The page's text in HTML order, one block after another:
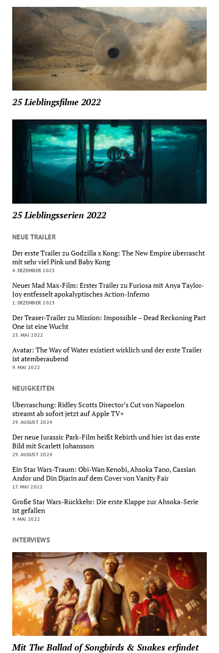
25 Lieblingsfilme 2022
25 Lieblingsserien 2022
NEUE TRAILER
Der erste Trailer zu Godzilla x Kong: The New Empire überrascht
mit sehr viel Pink und Baby Kong
4. DEZEMBER 2023
Neuer Mad Max-Film: Erster Trailer zu Furiosa mit Anya Taylor-
Joy entfesselt apokalyptisches Action-Inferno
1. DEZEMBER 2023
Der Teaser-Trailer zu Mission: Impossible – Dead Reckoning Part
One ist eine Wucht
23. MAI 2022
Avatar: The Way of Water existiert wirklich und der erste Trailer
ist atemberaubend
9. MAI 2022
NEUIGKEITEN
Überraschung: Ridley Scotts Director’s Cut von Napoelon
streamt ab sofort jetzt auf Apple TV+
29. AUGUST 2024
Der neue Jurassic Park-Film heißt Rebirth und hier ist das erste
Bild mit Scarlett Johansson
29. AUGUST 2024
Ein Star Wars-Traum: Obi-Wan Kenobi, Ahsoka Tano, Cassian
Andor und Din Djarin auf dem Cover von Vanity Fair
17. MAI 2022
Große Star Wars-Rückkehr: Die erste Klappe zur Ahsoka-Serie
ist gefallen
9. MAI 2022
INTERVIEWS
Mit The Ballad of Songbirds & Snakes erfindet